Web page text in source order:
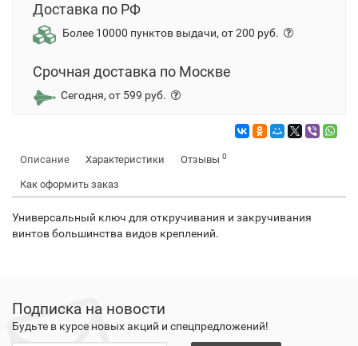
Доставка по РФ
Более 10000 пунктов выдачи, от 200 руб.
Срочная доставка по Москве
Сегодня, от 599 руб.
Описание Характеристики Отзывы 0
Как оформить заказ
Универсальный ключ для откручивания и закручивания
винтов большинства видов креплений.
Подписка на новости
Будьте в курсе новых акций и спецпредложений!